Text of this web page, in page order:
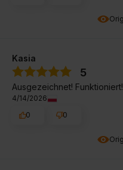
Kasia
5
Ausgezeichnet! Funktioniert!
4/14/2026
0
0